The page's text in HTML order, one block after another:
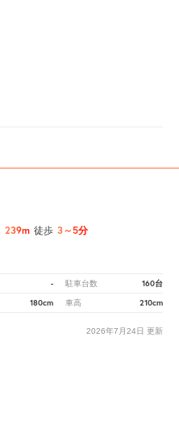
239m 徒歩 3～5分
- 駐車台数 160台
180cm 車高 210cm
2026年7月24日 更新